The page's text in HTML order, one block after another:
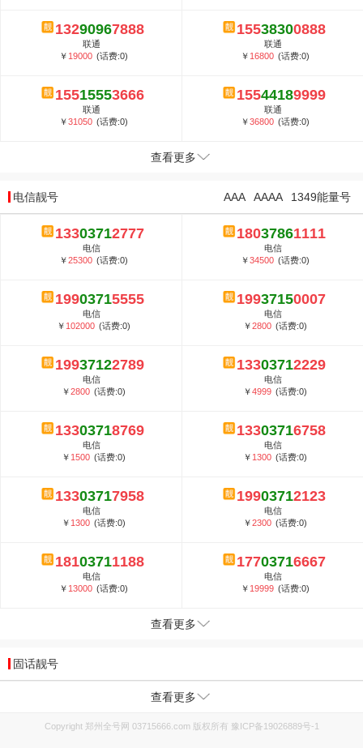
13290967888
联通
￥ 19000 (话费:0)
15538300888
联通
￥ 16800 (话费:0)
15515553666
联通
￥31050 (话费:0)
15544189999
联通
￥36800 (话费:0)
查看更多
电信靓号 1349能量号
AAAA
AAA
13303712777
电信
￥25300 (话费:0)
18037861111
电信
￥34500 (话费:0)
19903715555
电信
￥ 102000 (话费:0)
19937150007
电信
￥2800 (话费:0)
19937122789
电信
￥2800 (话费:0)
13303712229
电信
￥4999 (话费:0)
13303718769
电信
￥ 1500 (话费:0)
13303716758
电信
￥ 1300 (话费:0)
13303717958
电信
￥ 1300 (话费:0)
19903712123
电信
￥2300 (话费:0)
18103711188
电信
￥ 13000 (话费:0)
17703716667
电信
￥ 19999 (话费:0)
查看更多
固话靓号
查看更多
Copyright 郑州全号网 03715666.com 版权所有 豫ICP备19026889号-1